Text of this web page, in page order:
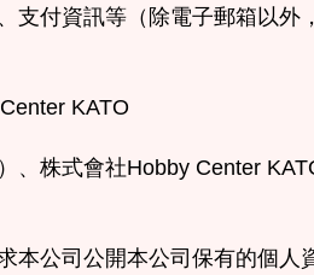
付資訊等（除電子郵箱以外
KATO
、株式會社Hobby Center
本公司公開本公司保有的個人